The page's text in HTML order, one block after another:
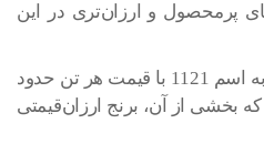
پرمحصول و ارزان‌تری در این
بدین ترتیب، 60 هزار تن برنج به اسم 1121 با قیمت هر تن حدود
که بخشی از آن، برنج ارزان‌قیمتی